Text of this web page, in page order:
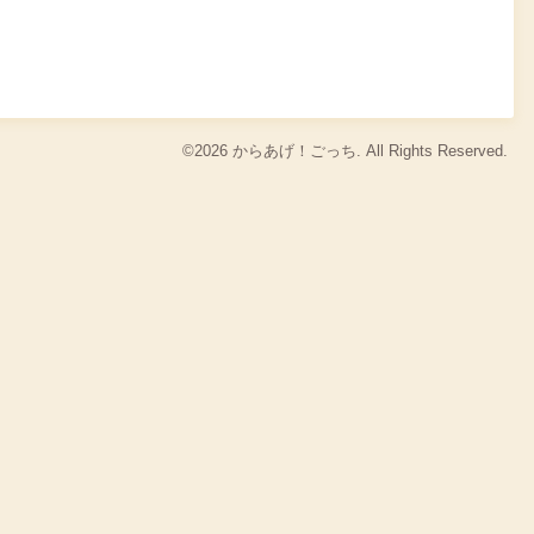
©2026 からあげ！ごっち. All Rights Reserved.